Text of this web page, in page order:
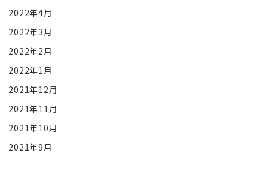
2022年4月
2022年3月
2022年2月
2022年1月
2021年12月
2021年11月
2021年10月
2021年9月